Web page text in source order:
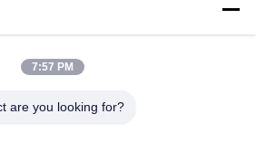
供品を持つ高い折る抵抗上塗を施し
覆い白色 トップライナー 郵送封筒 70
7:57 PM
are you looking for?